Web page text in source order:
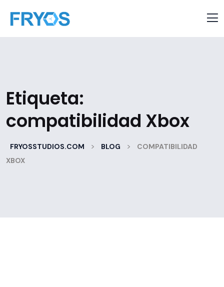
Etiqueta:
compatibilidad Xbox
FRYOSSTUDIOS.COM > BLOG >
COMPATIBILIDAD
XBOX